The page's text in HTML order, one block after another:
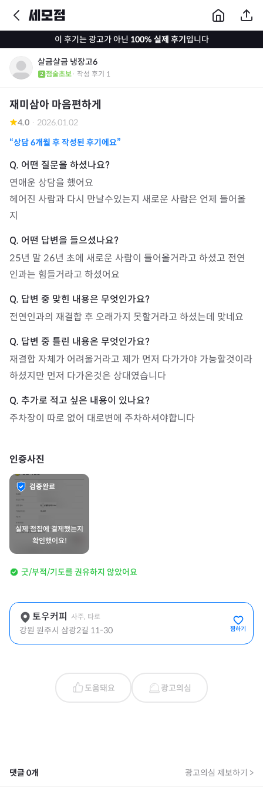
이 후기는 광고가 아닌 100% 실제 후기입니다
살금살금 냉장고6
점술초보· 작성 후기 1
재미삼아 마음편하게
4.0 · 2026.01.02
“상담6개월 후 작성된 후기에요”
연애운 상담을 했어요
헤어진 사람과 다시 만날수있는지 새로운 사람은 언제 들어올
지
25년 말 26년 초에 새로운 사람이 들어올거라고 하셨고 전연
인과는 힘들거라고 하셨어요
전연인과의 재결합 후 오래가지 못할거라고 하셨는데 맞네요
재결합 자체가 어려울거라고 제가 먼저 다가가야 가능할것이라
하셨지만 먼저 다가온것은 상대였습니다
주차장이 따로 없어 대로변에 주차하셔야합니다
인증사진
검증완료
실제 점집에 결제했는지
확인했어요!
굿/부적/기도를 권유하지 않았어요
토우커피 사주, 타로
강원 원주시 삼광2길 11-30 찜하기
도움돼요 광고의심
댓글0개 광고의심 제보하기 >